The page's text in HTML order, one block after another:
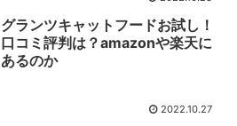
グランツキャットフードお試し！
口コミ評判は？amazonや楽天に
あるのか
2022.10.27